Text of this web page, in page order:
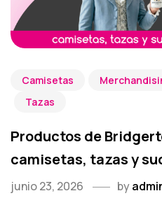
Camisetas
Tazas
Productos de
camisetas, tazas y
junio 23, 2026 by